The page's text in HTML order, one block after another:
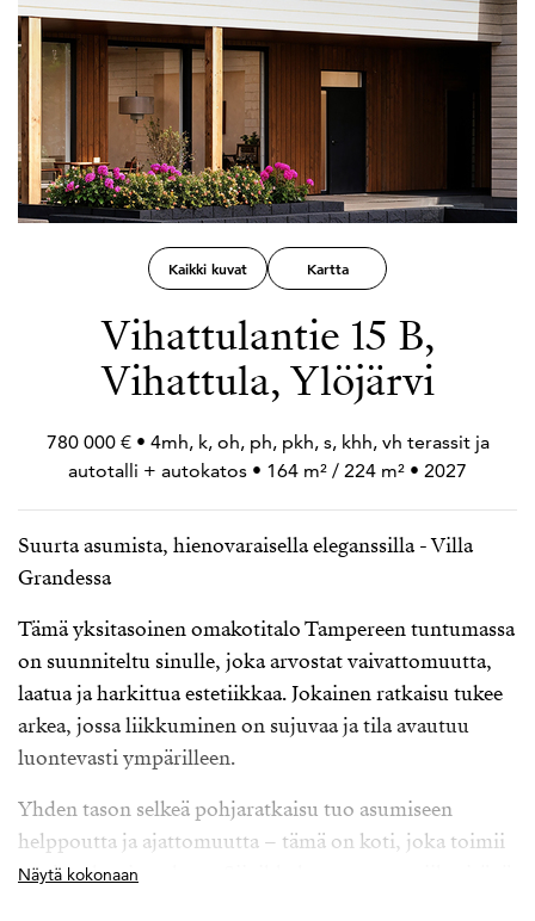
Kaikki kuvat Kartta
Vihattulantie 15 B,
Vihattula, Ylöjärvi
780 000 € • 4mh, k, oh, ph, pkh, s, khh, vh terassit ja
autotalli + autokatos • 164 m² / 224 m² • 2027
Suurta asumista, hienovaraisella eleganssilla - Villa
Grandessa
Tämä yksitasoinen omakotitalo Tampereen tuntumassa
on suunniteltu sinulle, joka arvostat vaivattomuutta,
laatua ja harkittua estetiikkaa. Jokainen ratkaisu tukee
arkea, jossa liikkuminen on sujuvaa ja tila avautuu
luontevasti ympärilleen.
Yhden tason selkeä pohjaratkaisu tuo asumiseen
helppoutta ja ajattomuutta – tämä on koti, joka toimii
nyt ja tulevaisuudessa. Siivikkala tunnetaan viihtyisänä
Näytä kokonaan